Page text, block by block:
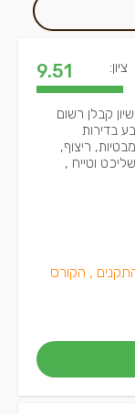
ציון: 9.51
קבלן רשום
בדירות
ריצוף,
וטייח ,
, הקורס